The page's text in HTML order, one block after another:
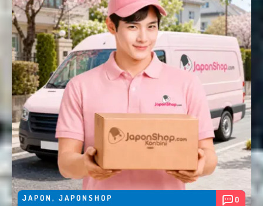
JAPON , JAPONSHOP 0
Nombre *
Email *
Comentario *